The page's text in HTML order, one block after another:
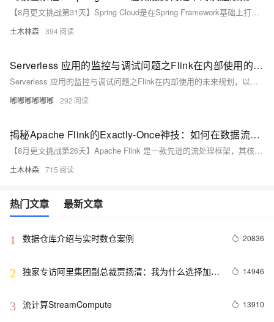
【8月更文挑战第31天】Spring Cloud是在Spring Framework基础上打造的微服务解决方案，提供服务发现、配置管理、消息路由等功能，适用于构建复杂的微服务架构。本文介绍如何利用Spring Cloud搭建微服务，包括Eureka服务发现、Config Server配置管理和Zuul API网关等组件的配置与使用。通过Spring Cloud，可实现快速开发、自动化配置，并提升系统的伸缩性和容错性，尽管仍需面对分布式事务等挑战，但其强大的社区支持有助于解决问题。
土木林森 394
Serverless 应用的监控与调试问题之Flink在内部使用的未来规划，以及接下来有什么打算贡献社区的创新技术
Serverless 应用的监控与调试问题之Flink在内部使用的未来规划，以及接下来有什么打算贡献社区的创新技术
嘟嘟嘟嘟嘟嘟 292
揭秘Apache Flink的Exactly-Once神技：如何在数据流海中确保每条信息精准无误，不丢不重？
【8月更文挑战第26天】Apache Flink 是一款先进的流处理框架，其核心特性 Exactly-Once 语义保证了数据处理的精准无误。尤其在金融及电商等高要求场景下，该特性极为关键。本文深入解析 Flink 如何实现 Exactly-Once 语义：通过状态管理确保中间结果可靠存储；利用一致的检查点机制定期保存状态快照；以及通过精确的状态恢复避免数据重复处理或丢失。最后，提供一个 Java 示例，展示如何计算用户访问次数，并确保 Exactly-Once 语义的应用。
土木林森 715
热门文章 最新文章
1 数据仓库介绍与实时数仓案例 20836
2 独家专访阿里集团副总裁贾扬清：我为什么选择加入
14946
3 流计算StreamCompute 13910